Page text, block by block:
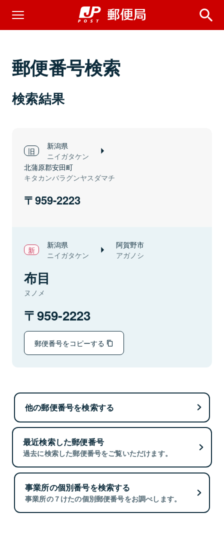
郵便番号検索
検索結果
新潟県
ニイガタケン
北蒲原郡安田町
キタカンバラグンヤスダマチ
959-2223
新潟県
ニイガタケン
阿賀野市
アガノシ
布目
ヌノメ
959-2223
郵便番号をコピーする
他の郵便番号を検索する
最近検索した郵便番号
過去に検索した郵便番号をご覧いただけます。
事業所の個別番号を検索する
事業所の７けたの個別郵便番号をお調べします。